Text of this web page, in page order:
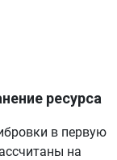
ресурса
в первую
на